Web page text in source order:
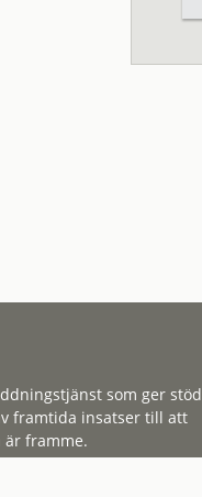
som ger stöd
framtida insatser till att
framme.